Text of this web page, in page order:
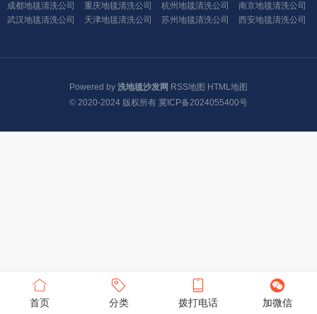
成都地毯清洗公司
重庆地毯清洗公司 杭州地毯清洗公司
南京地毯清洗公司
武汉地毯清洗公司
天津地毯清洗公司 苏州地毯清洗公司 西安地毯清洗公司
Powered by 洗地毯沙发网 RSS地图 HTML地图
© 2020-2024 版权所有 冀ICP备2024055400号
首页 分类 拨打电话 加微信